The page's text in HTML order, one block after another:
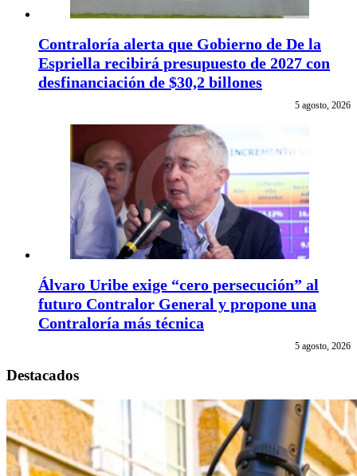
Contraloría alerta que Gobierno de De la
Espriella recibirá presupuesto de 2027 con
desfinanciación de $30,2 billones
5 agosto, 2026
Álvaro Uribe exige “cero persecución” al
futuro Contralor General y propone una
Contraloría más técnica
5 agosto, 2026
Destacados